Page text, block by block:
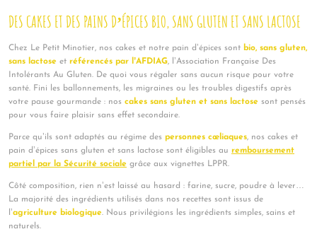
DES CAKES ET DES PAINS D’ÉPICES BIO, SANS GLUTEN ET SANS LACTOSE
Chez Le Petit Minotier, nos cakes et notre pain d’épices sont bio, sans gluten,
sans lactose et référencés par l’AFDIAG, l’Association Française Des
Intolérants Au Gluten. De quoi vous régaler sans aucun risque pour votre
santé. Fini les ballonnements, les migraines ou les troubles digestifs après
votre pause gourmande : nos cakes sans gluten et sans lactose sont pensés
pour vous faire plaisir sans effet secondaire.
Parce qu’ils sont adaptés au régime des personnes cœliaques, nos cakes et
pain d’épices sans gluten et sans lactose sont éligibles au remboursement
partiel par la Sécurité sociale grâce aux vignettes LPPR.
Côté composition, rien n’est laissé au hasard : farine, sucre, poudre à lever…
La majorité des ingrédients utilisés dans nos recettes sont issus de
l’agriculture biologique. Nous privilégions les ingrédients simples, sains et
naturels.